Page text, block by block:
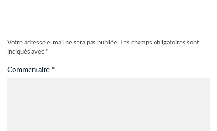
Votre adresse e-mail ne sera pas publiée. Les champs obligatoires sont
indiqués avec *
Commentaire *